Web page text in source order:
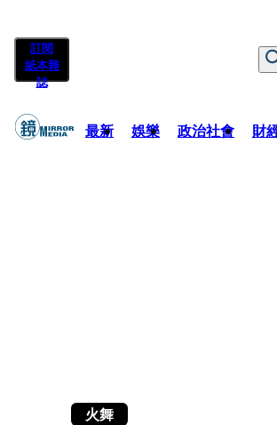
訂閱
紙本雜
誌
最新 娛樂 政治社會 財
火舞